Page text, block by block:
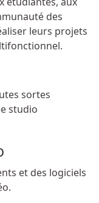
des
leurs projets
sortes
studio
et des logiciels